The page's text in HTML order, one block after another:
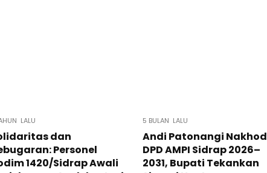
LALU
dan
Personel
1420/Sidrap Awali
5 BULAN LALU
Andi Patonangi
DPD AMPI Sidrap 2026–
2031, Bupati Tekankan